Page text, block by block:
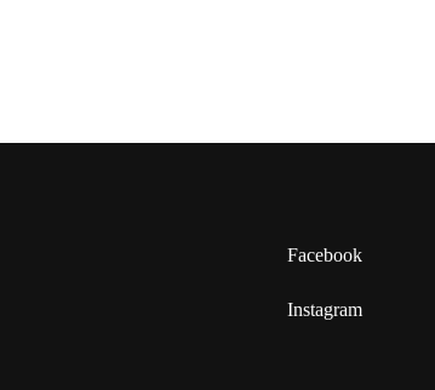
Facebook
Instagram